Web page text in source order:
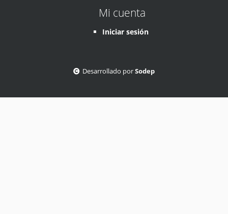
Mi cuenta
Iniciar sesión
Desarrollado porSodep